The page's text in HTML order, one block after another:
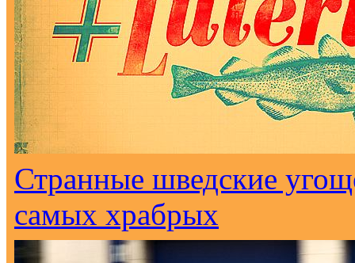
Странные шведские
самых храбрых